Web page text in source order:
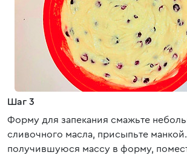
Шаг 3
Форму для запекания смажьте
сливочного масла, присыпьте
получившуюся массу в форму,